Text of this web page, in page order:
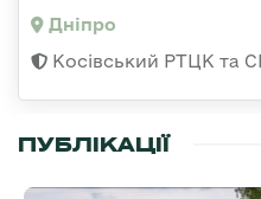
Дніпро
Косівський РТЦК та
ПУБЛІКАЦІЇ